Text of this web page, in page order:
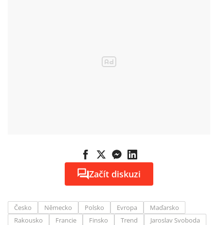
Začít diskuzi
Česko Německo Polsko Evropa
Maďarsko
Rakousko
Francie Finsko Trend Jaroslav Svoboda